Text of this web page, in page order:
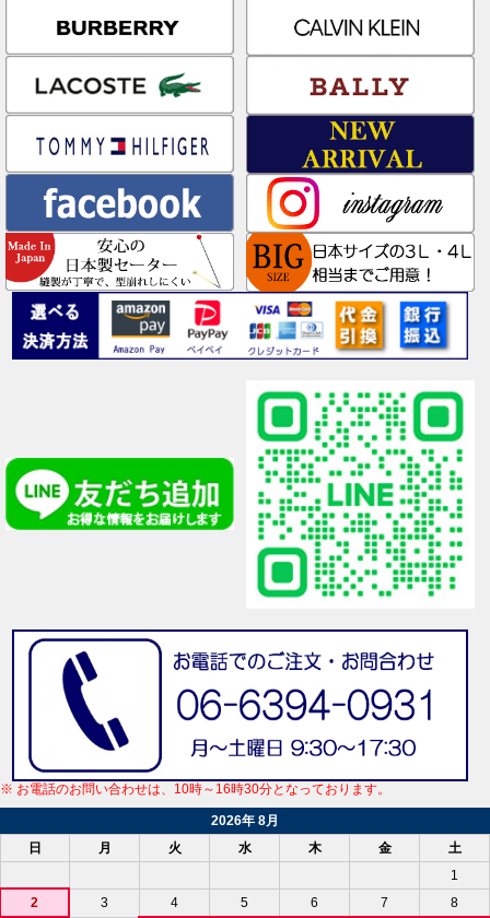
※ お電話のお問い合わせは、10時～16時30分となっております。
2026年 8月
日
月 火 水 木 金
土
1
2
3 4 5 6 7
8